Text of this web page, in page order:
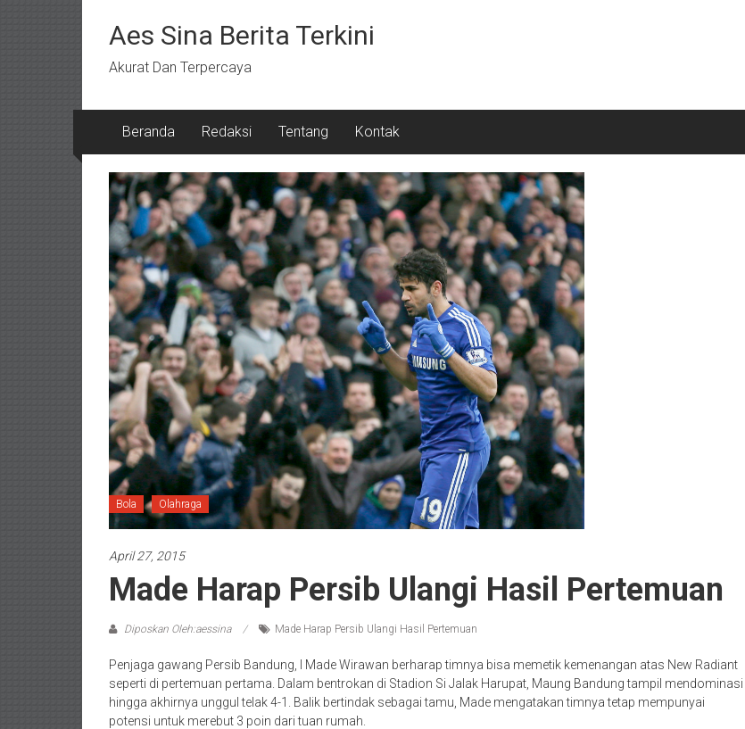
kontenAes Sina Berita Terkini
Akurat Dan Terpercaya
Beranda Redaksi Tentang Kontak
Bola Olahraga
April 27, 2015
Made Harap Persib Ulangi Hasil Pertemuan
Diposkan Oleh:aessina Made Harap Persib Ulangi Hasil Pertemuan
Penjaga gawang Persib Bandung, I Made Wirawan berharap timnya bisa memetik kemenangan atas New Radiant
seperti di pertemuan pertama. Dalam bentrokan di Stadion Si Jalak Harupat, Maung Bandung tampil mendominasi
hingga akhirnya unggul telak 4-1. Balik bertindak sebagai tamu, Made mengatakan timnya tetap mempunyai
potensi untuk merebut 3 poin dari tuan rumah.